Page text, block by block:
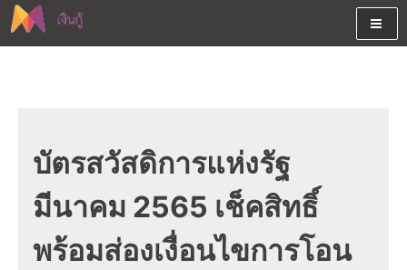
Skip
to
เงินสด และมีรีไฟแนนซ์ด้วย
บัตรสวัสดิการแห่งรัฐ
มีนาคม 2565 เช็คสิทธิ์
พร้อมส่องเงื่อนไขการโอน